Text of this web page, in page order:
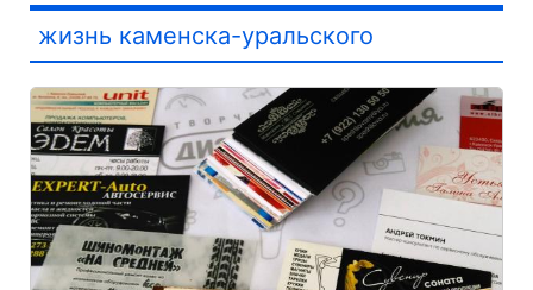
жизнь каменска-уральского